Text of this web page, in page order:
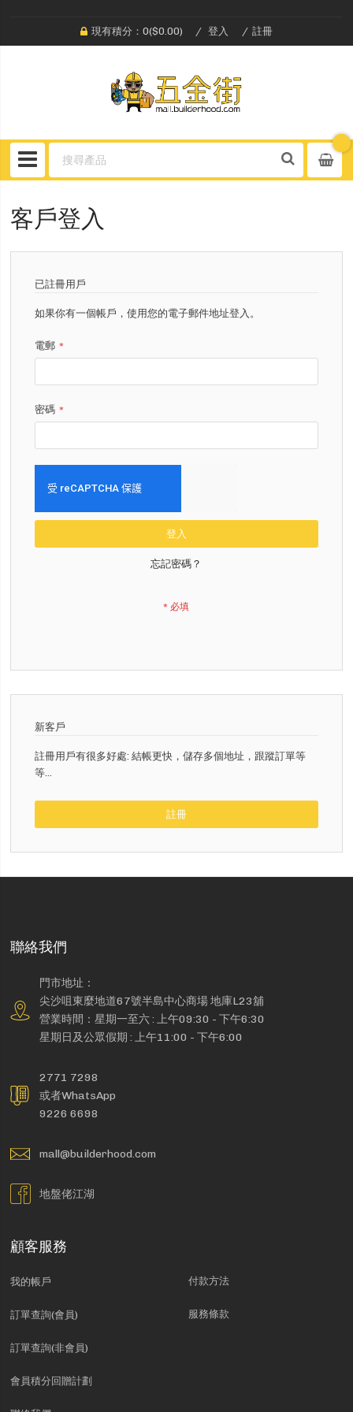
現有積分：0($0.00) 登入 註冊
客戶登入
已註冊用戶
如果你有一個帳戶，使用您的電子郵件地址登入。
電郵
密碼
登入
忘記密碼？
新客戶
註冊用戶有很多好處: 結帳更快，儲存多個地址，跟蹤訂單等
等...
註冊
聯絡我們
門市地址：
尖沙咀東麼地道67號半島中心商場 地庫L23舖
營業時間：星期一至六 : 上午09:30 - 下午6:30
星期日及公眾假期 : 上午11:00 - 下午6:00
2771 7298
或者WhatsApp
9226 6698
mall@builderhood.com
地盤佬江湖
顧客服務
我的帳戶
訂單查詢(會員)
訂單查詢(非會員)
會員積分回贈計劃
付款方法
服務條款